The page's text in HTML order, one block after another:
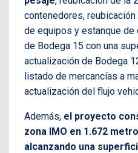
contenedores,
de equipos y estanque
de Bodega 15 con una
actualización de Bodega
listado de mercancías a
actualización del flujo
Además, el proyecto
zona IMO en 1.672
alcanzando una